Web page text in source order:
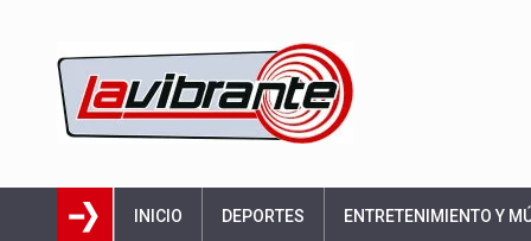
INICIO DEPORTES ENTRETENIMIENTO Y